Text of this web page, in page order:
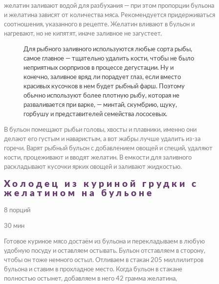
желатин заливают водой для разбухания — при этом пропорции бульона
и желатина зависят от количества мяса. Рекомендуется придерживаться
соотношения, указанного в рецепте. Желатин вливают в бульон и
нагревают, но не кипятят, иначе заливное не загустеет.
Для рыбного заливного используются любые сорта рыбы,
самое главное — тщательно удалить кости, чтобы не было
неприятных сюрпризов в процессе дегустации. Ну и
конечно, заливное вряд ли порадует глаз, если вместо
красивых кусочков в нем будет рыбный фарш. Поэтому
обычно используют более плотную рыбу, которая не
разваливается при варке, — минтай, скумбрию, щуку,
горбушу и представителей семейства лососевых.
В бульон помещают рыбьи головы, хвосты и плавники, именно они
делают его густым и наваристым, а вот жабры лучше удалить из-за
горечи. Варят рыбный бульон с добавлением овощей и специй, удаляют
кости, процеживают и вводят желатин. В емкости для заливного
раскладывают кусочки ярких овощей и заливают жидкостью.
Холодец из куриной грудки с
желатином на бульоне
8 порций
30 мин
Готовое куриное мясо достаём из бульона и перекладываем в любую
удобную посуду и оставляем остывать. Бульон отставляем в сторону,
чтобы он тоже немного остыл. Отливаем в стакан 205 миллилитров
бульона и ставим в прохладное место. Когда бульон в стакане
полностью остынет, добавляем в него 42 грамма желатина,